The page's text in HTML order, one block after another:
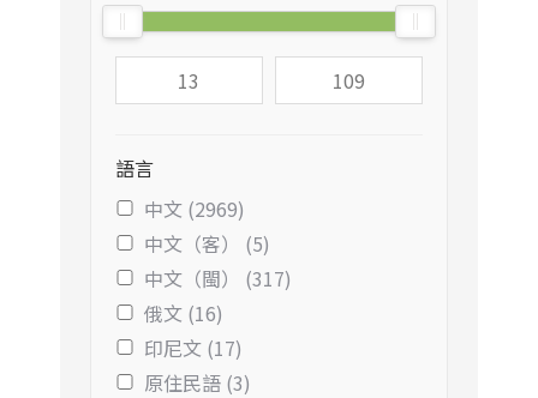
語言
中文 (2969)
中文（客） (5)
中文（閩） (317)
俄文 (16)
印尼文 (17)
原住民語 (3)